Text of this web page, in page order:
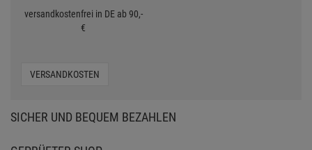
versandkostenfrei in DE ab 90,-
€
VERSANDKOSTEN
SICHER UND BEQUEM BEZAHLEN